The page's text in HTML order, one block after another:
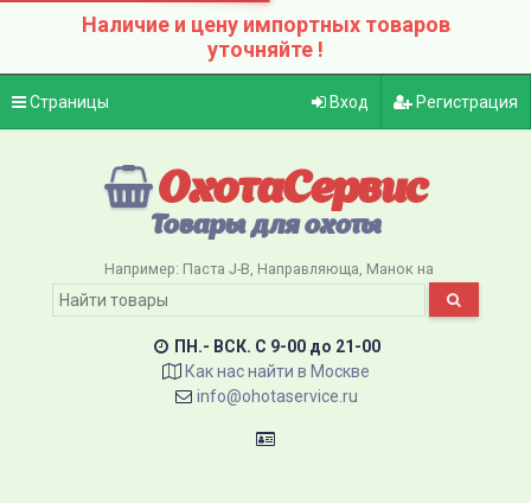
Наличие и цену импортных товаров
уточняйте !
Страницы Вход Регистрация
ОхотаСервис
Товары для охоты
Например: Паста J-B Направляюща Манок на
ПН.- ВСК. C 9-00 до 21-00
Как нас найти в Москве
info@ohotaservice.ru